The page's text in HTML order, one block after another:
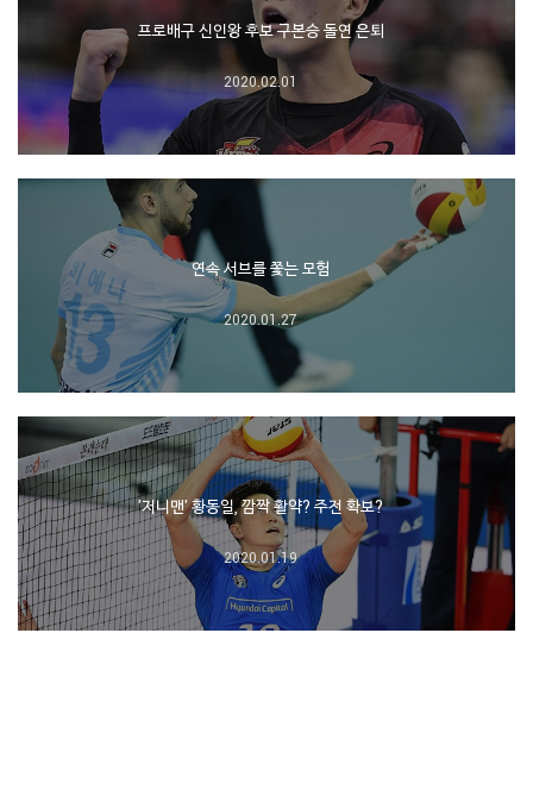
프로배구 신인왕 후보 구본승 돌연 은퇴
2020.02.01
연속 서브를 쫓는 모험
2020.01.27
'저니맨' 황동일, 깜짝 활약? 주전 확보?
2020.01.19